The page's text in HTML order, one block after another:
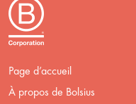
Page d’accueil
À propos de Bolsius